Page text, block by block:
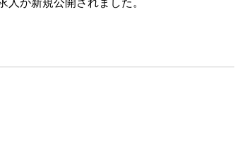
人が新規公開されました。